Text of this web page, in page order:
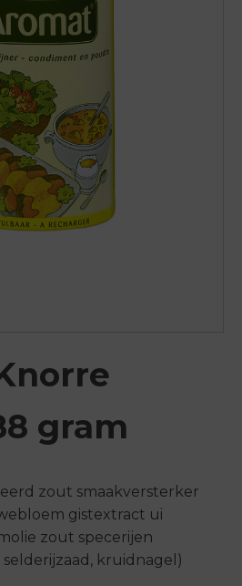
gram
zout smaakversterker
gistextract ui
zout specerijen
kruidnagel)